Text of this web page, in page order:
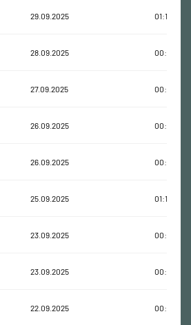
29.09.2025 01:12:01
28.09.2025 00:55:25
27.09.2025 00:30:22
26.09.2025 00:37:10
26.09.2025 00:42:09
25.09.2025 01:17:46
23.09.2025 00:37:13
23.09.2025 00:49:11
22.09.2025 00:37:07